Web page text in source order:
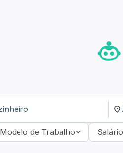
Modelo de Trabalho Salário